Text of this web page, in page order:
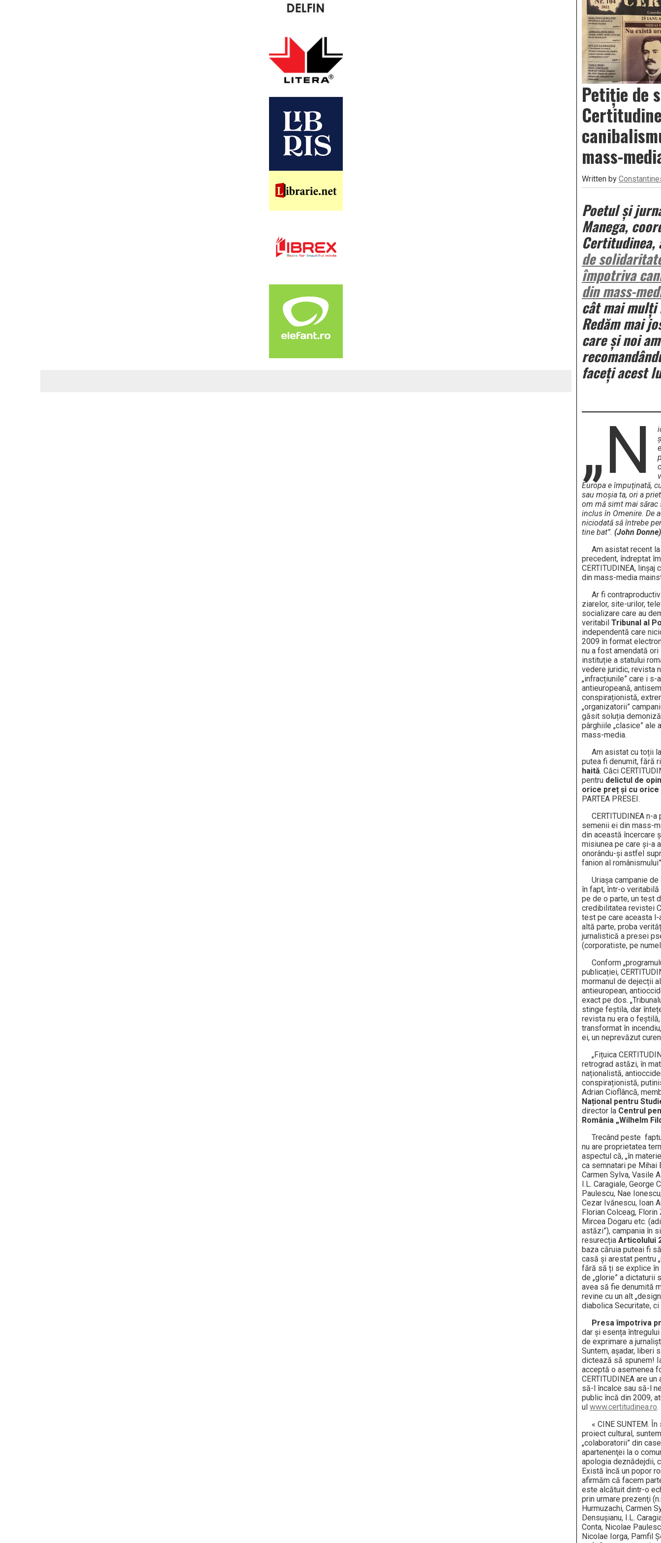
Petiție de
mass-
Written by
Poetul și
Manega,
de
împotriva
din mass-
cât mai mulți
Redăm mai
care și noi
faceți acest
„N
Europa e împuţinată,
sau moşia ta, ori a
om mă simt mai sărac
inclus în Omenire. De
niciodată să întrebe
tine bat”. (John Donne)
Am asistat recent la
precedent, îndreptat
CERTITUDINEA, linșaj
din mass-media
Ar fi contraproductiv
ziarelor, site-urilor,
socializare care au
veritabil Tribunal al
independentă care
2009 în format
nu a fost amendată
instituție a statului
vedere juridic, revista
„infracțiunile” care i
antieuropeană,
conspiraționistă,
„organizatorii”
găsit soluția
pârghiile „clasice” ale
mass-media.
Am asistat cu toții
putea fi denumit, fără
haită. Căci
pentru delictul de
orice preț și cu
PARTEA PRESEI.
CERTITUDINEA n-a
semenii ei din mass-
din această încercare
misiunea pe care și-a
onorându-și astfel
fanion al
Uriașa campanie
în fapt, într-o
pe de o parte, un test
credibilitatea revistei
test pe care aceasta
altă parte, proba
jurnalistică a presei
(corporatiste, pe
Conform
publicației,
mormanul de dejecții
antieuropean,
exact pe dos.
stinge feștila, dar
revista nu era o
transformat în
ei, un neprevăzut
„Fițuica
retrograd astăzi, în
naționalistă,
conspiraționistă,
Adrian Cioflâncă,
Național pentru
director la Centrul
România „Wilhelm
Trecând peste
nu are proprietatea
aspectul că, „în
ca semnatari pe Mihai
Carmen Sylva, Vasile
I.L. Caragiale, George
Paulescu, Nae
Cezar Ivănescu, Ioan
Florian Colceag,
Mircea Dogaru etc.
astăzi”), campania în
resurecția Articolului
baza căruia puteai fi
casă și arestat pentru
fără să ți se explice în
de „glorie” a dictaturii
avea să fie denumită
revine cu un alt
diabolica Securitate,
Presa împotriva
dar și esența
de exprimare a
Suntem, așadar, liberi
dictează să spunem!
acceptă o asemenea
CERTITUDINEA are
să-l încalce sau să-l
public încă din 2009,
ul www.certitudinea.ro.
« CINE SUNTEM.
proiect cultural,
„colaboratorii” din
apartenenţei la o
apologia deznădejdii,
Există încă un popor
afirmăm că facem
este alcătuit dintr-o
prin urmare prezenţi
Hurmuzachi, Carmen
Densușianu, I.L.
Conta, Nicolae
Nicolae Iorga, Pamfil